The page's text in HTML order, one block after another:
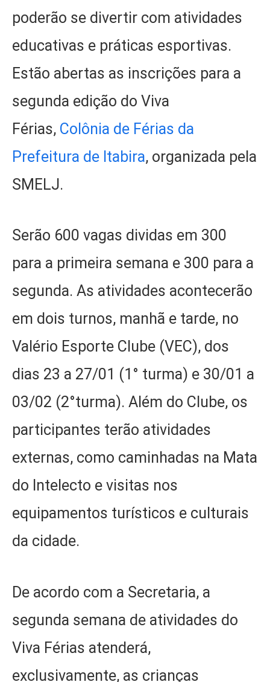
poderão se divertir com atividades
educativas e práticas esportivas.
Estão abertas as inscrições para a
segunda edição do Viva
Férias, Colônia de Férias da
Prefeitura de Itabira, organizada pela
SMELJ.
Serão 600 vagas dividas em 300
para a primeira semana e 300 para a
segunda. As atividades acontecerão
em dois turnos, manhã e tarde, no
Valério Esporte Clube (VEC), dos
dias 23 a 27/01 (1° turma) e 30/01 a
03/02 (2°turma). Além do Clube, os
participantes terão atividades
externas, como caminhadas na Mata
do Intelecto e visitas nos
equipamentos turísticos e culturais
da cidade.
De acordo com a Secretaria, a
segunda semana de atividades do
Viva Férias atenderá,
exclusivamente, as crianças